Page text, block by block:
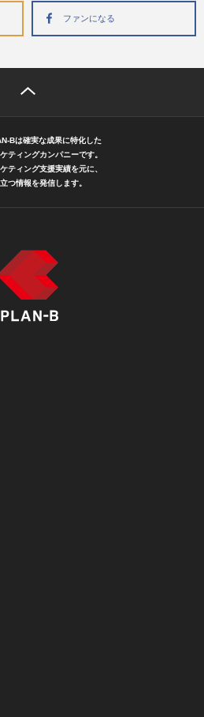
ファンになる
Bは確実な成果に特化した
ティングカンパニーです。
ティング支援実績を元に、
つ情報を発信します。